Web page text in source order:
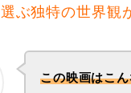
ぶ独特の世界観
この映画はこ